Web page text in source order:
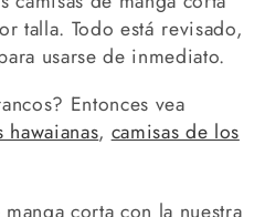
talla. Todo está revisado,
usarse de inmediato.
Entonces vea
hawaianas, camisas de los